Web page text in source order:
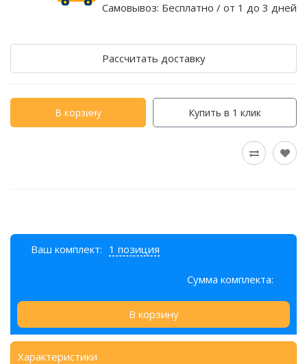
Самовывоз: Бесплатно / от 1 до 3 дней
Рассчитать доставку
В корзину Купить в 1 клик
Ваш комплект: 1 позиция
Сумма комплекта:
В корзину
Характеристики